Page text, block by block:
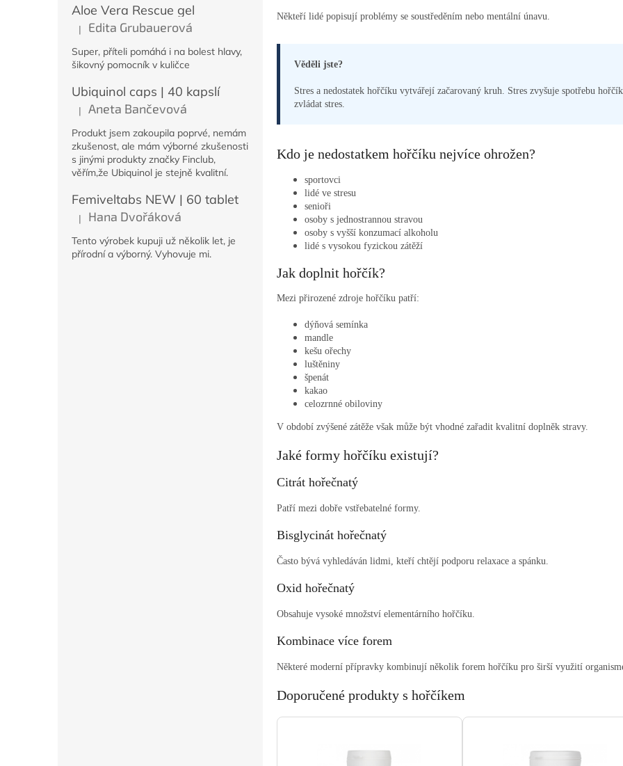
Aloe Vera Rescue gel
Hodnocení produktu je 5 z 5 hvězdiček.
| Edita Grubauerová
Super, příteli pomáhá i na bolest hlavy,
šikovný pomocník v kuličce
Ubiquinol caps | 40 kapslí
Hodnocení produktu je 5 z 5 hvězdiček.
| Aneta Bančevová
Produkt jsem zakoupila poprvé, nemám
zkušenost, ale mám výborné zkušenosti
s jinými produkty značky Finclub,
věřím,že Ubiquinol je stejně kvalitní.
Femiveltabs NEW | 60 tablet
Hodnocení produktu je 5 z 5 hvězdiček.
| Hana Dvořáková
Tento výrobek kupuji už několik let, je
přírodní a výborný. Vyhovuje mi.
Někteří lidé popisují problémy se soustředěním nebo mentální únavu.
Věděli jste?
Stres a nedostatek hořčíku vytvářejí začarovaný kruh. Stres zvyšuje spotřebu
zvládat stres.
Kdo je nedostatkem hořčíku nejvíce ohrožen?
sportovci
lidé ve stresu
senioři
osoby s jednostrannou stravou
osoby s vyšší konzumací alkoholu
lidé s vysokou fyzickou zátěží
Jak doplnit hořčík?
Mezi přirozené zdroje hořčíku patří:
dýňová semínka
mandle
kešu ořechy
luštěniny
špenát
kakao
celozrnné obiloviny
V období zvýšené zátěže však může být vhodné zařadit kvalitní doplněk stravy.
Jaké formy hořčíku existují?
Citrát hořečnatý
Patří mezi dobře vstřebatelné formy.
Bisglycinát hořečnatý
Často bývá vyhledáván lidmi, kteří chtějí podporu relaxace a spánku.
Oxid hořečnatý
Obsahuje vysoké množství elementárního hořčíku.
Kombinace více forem
Některé moderní přípravky kombinují několik forem hořčíku pro širší využití
Doporučené produkty s hořčíkem